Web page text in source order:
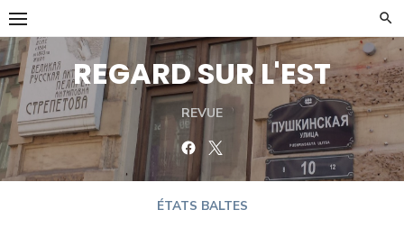
Skip
to
content
REGARD SUR L'EST
REVUE
FacebookTwitter
ÉTATS BALTES